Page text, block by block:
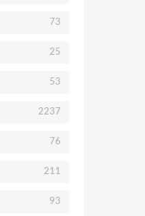
73
25
53
2237
76
211
93